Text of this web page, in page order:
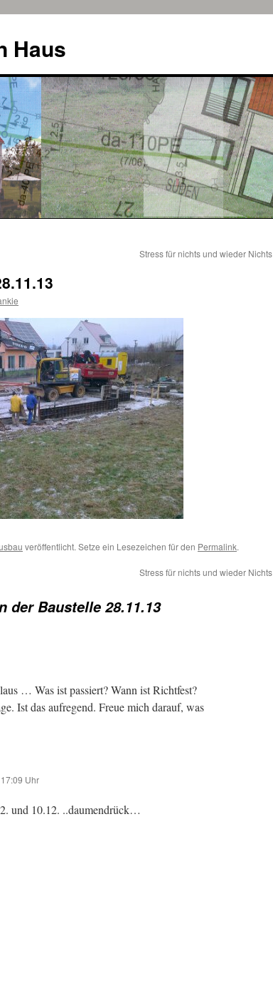
Haus
Stress für nichts und wieder Nichts
veröffentlicht. Setze ein Lesezeichen für den Permalink.
Stress für nichts und wieder Nichts
der Baustelle 28.11.13
… Was ist passiert? Wann ist Richtfest?
Ist das aufregend. Freue mich darauf, was
Uhr
und 10.12. ..daumendrück…